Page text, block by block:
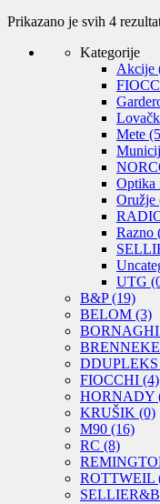
Prikazano je svih 4
Kategorije
Akcije
Mete
Optika
Oružje
Razno
UTG
B&P(19)
BELOM (3)
BRENNEKE
DDUPLEKS
FIOCCHI (4)
HORNADY
KRUŠIK (0)
M90 (16)
RC (8)
ROTTWEIL